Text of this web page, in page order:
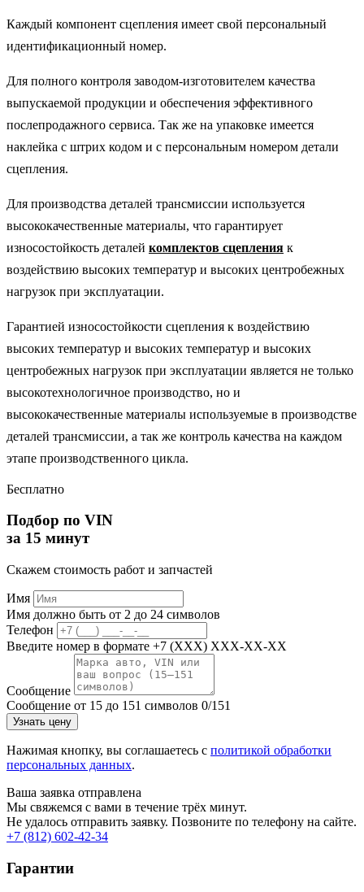
Каждый компонент сцепления имеет свой персональный
идентификационный номер.
Для полного контроля заводом-изготовителем качества
выпускаемой продукции и обеспечения эффективного
послепродажного сервиса. Так же на упаковке имеется
наклейка с штрих кодом и с персональным номером детали
сцепления.
Для производства деталей трансмиссии используется
высококачественные материалы, что гарантирует
износостойкость деталей комплектов сцепления к
воздействию высоких температур и высоких центробежных
нагрузок при эксплуатации.
Гарантией износостойкости сцепления к воздействию
высоких температур и высоких температур и высоких
центробежных нагрузок при эксплуатации является не только
высокотехнологичное производство, но и
высококачественные материалы используемые в производстве
деталей трансмиссии, а так же контроль качества на каждом
этапе производственного цикла.
Бесплатно
Подбор по VIN
за 15 минут
Скажем стоимость работ и запчастей
Имя
Имя должно быть от 2 до 24 символов
Телефон
Введите номер в формате +7 (XXX) XXX-XX-XX
Сообщение
Сообщение от 15 до 151 символов 0/151
Узнать цену
Нажимая кнопку, вы соглашаетесь с политикой обработки
персональных данных.
Ваша заявка отправлена
Мы свяжемся с вами в течение трёх минут.
Не удалось отправить заявку. Позвоните по телефону на сайте.
+7 (812) 602-42-34
Гарантии